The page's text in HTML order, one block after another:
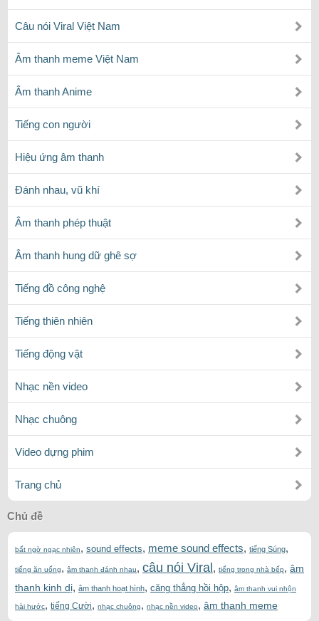
Câu nói Viral Việt Nam
Âm thanh meme Việt Nam
Âm thanh Anime
Tiếng con người
Hiệu ứng âm thanh
Đánh nhau, vũ khí
Âm thanh phép thuật
Âm thanh hung dữ ghê sợ
Tiếng đồ công nghệ
Tiếng thiên nhiên
Tiếng động vật
Nhạc nền video
Nhạc chuông
Video dựng phim
Trang chủ
Chủ đề
bất ngờ ngạc nhiên, sound effects, meme sound effects, tiếng Súng,
tiếng ăn uống, âm thanh đánh nhau, câu nói Viral , tiếng trong nhà bếp, âm
thanh kinh dị, âm thanh hoạt hình, căng thẳng hồi hộp, âm thanh vui nhộn
hài hước, tiếng Cười, nhạc chuông, nhạc nền video, âm thanh meme